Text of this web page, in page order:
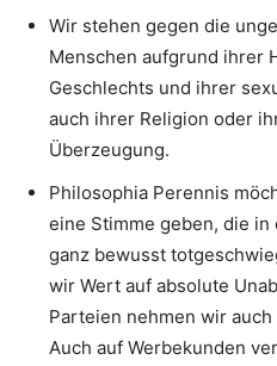
Wir stehen gegen die
Menschen aufgrund ihrer
Geschlechts und ihrer
auch ihrer Religion oder
Überzeugung.
Philosophia Perennis
eine Stimme geben, die
ganz bewusst
wir Wert auf absolute
Parteien nehmen wir
Auch auf Werbekunden